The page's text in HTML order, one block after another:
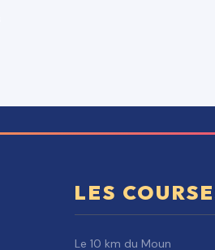
LES
Le 10 km du Moun